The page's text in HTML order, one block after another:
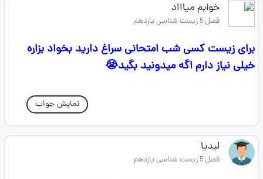
خوابم میاااد
فصل 5 زیست شناسی یازدهم
برای زیست کسی شب امتحانی سراغ دارید بخواد بزاره
خیلی نیاز دارم اگه میدونید بگید😭
نمایش جواب
لیدیا
فصل 5 زیست شناسی یازدهم